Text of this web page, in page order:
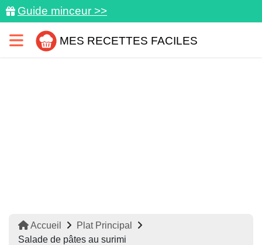
Guide minceur >>
MES RECETTES FACILES
Accueil
Plat Principal
Salade de pâtes au surimi